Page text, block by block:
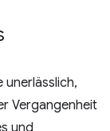
unerlässlich,
Vergangenheit
und